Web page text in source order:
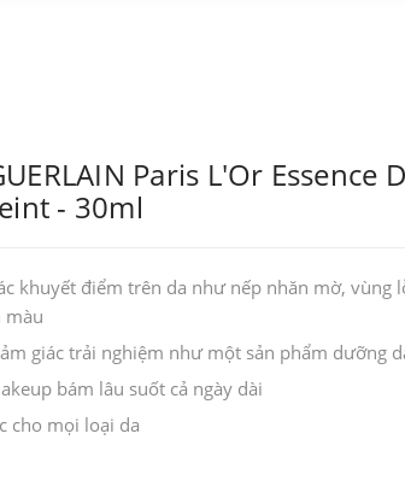
Paris L'Or Essence
- 30ml
khuyết điểm trên da như nếp nhăn mờ, vùng
màu
giác trải nghiệm như một sản phẩm dưỡng
bám lâu suốt cả ngày dài
cho mọi loại da